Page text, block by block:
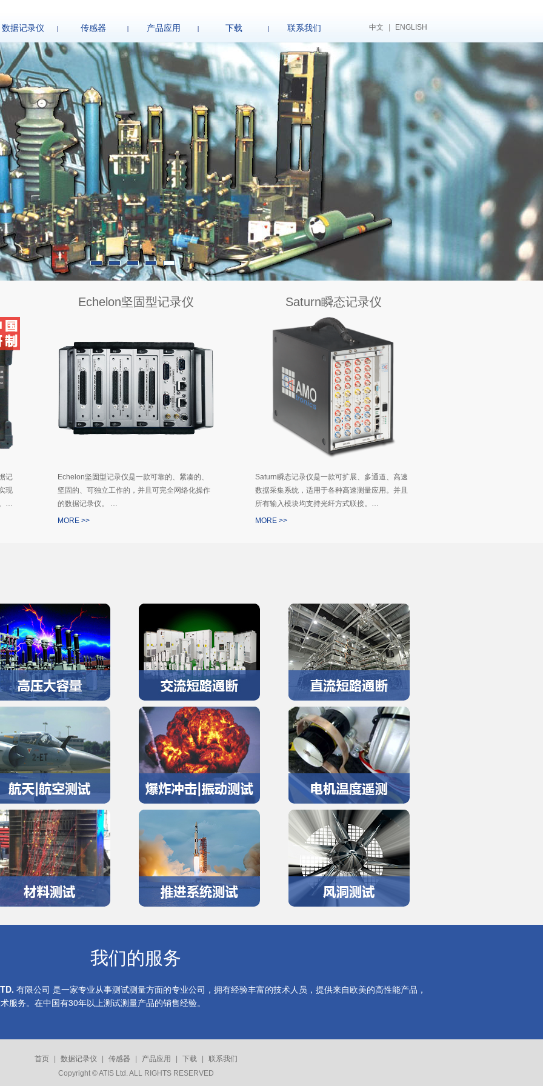
数据记录仪 传感器 产品应用 下载 联系我们 中文 ENGLISH
记
现
…
Echelon坚固型记录仪
Echelon坚固型记录仪是一款可靠的、紧凑的、
坚固的、可独立工作的，并且可完全网络化操作
的数据记录仪。 …
MORE >>
Saturn瞬态记录仪
Saturn瞬态记录仪是一款可扩展、多通道、高速
数据采集系统，适用于各种高速测量应用。并且
所有输入模块均支持光纤方式联接。…
MORE >>
我们的服务
有限公司 是一家专业从事测试测量方面的专业公司，拥有经验丰富的技术人员，提供来自欧美的高性能产品，
服务。在中国有30年以上测试测量产品的销售经验。
首页 数据记录仪 传感器 产品应用 下载
联系我们
Copyright © ATIS Ltd. ALL RIGHTS RESERVED